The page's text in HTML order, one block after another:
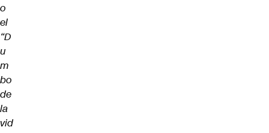
o
el
“D
u
m
bo
de
la
vid